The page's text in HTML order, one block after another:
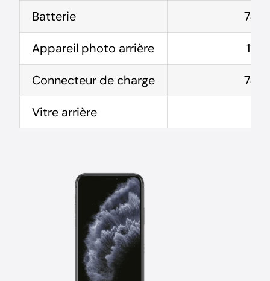
Batterie
Appareil photo arrière
Connecteur de charge
Vitre arrière